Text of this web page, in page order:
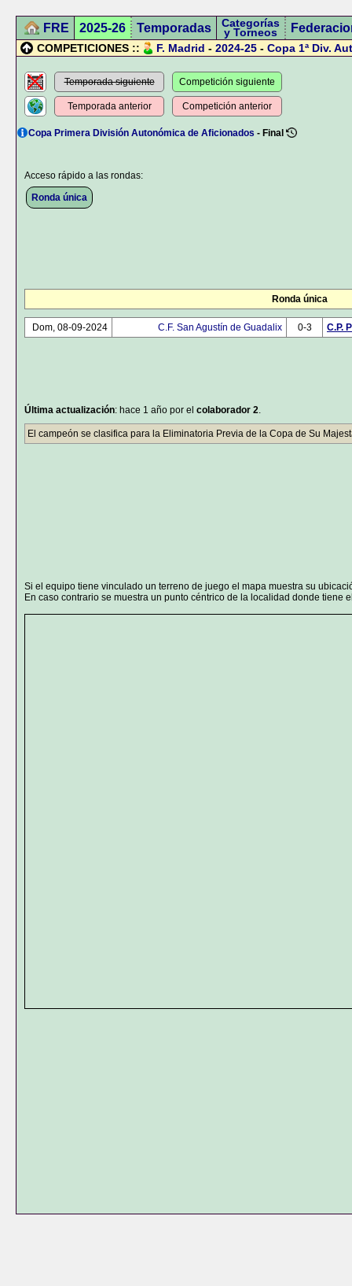
FRE 2025-26 Temporadas Categorías
y Torneos
COMPETICIONES :: F. Madrid - 2024-25 - Copa 1ª Div.
Temporada siguiente
Temporada anterior
Competición siguiente
Competición anterior
Copa Primera División Autonómica de Aficionados - Final
Acceso rápido a las rondas:
Ronda única
Ronda única
Dom, 08-09-2024 C.F. San Agustín de Guadalix 0-3 C.P.
Última actualización: hace 1 año por el colaborador 2.
El campeón se clasifica para la Eliminatoria Previa de la Copa de Su
Si el equipo tiene vinculado un terreno de juego el mapa muestra su
En caso contrario se muestra un punto céntrico de la localidad donde tiene